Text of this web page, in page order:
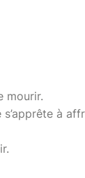
mourir.
à